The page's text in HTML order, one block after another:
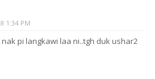
1:34 PM
pi langkawi laa ni..tgh duk ushar2